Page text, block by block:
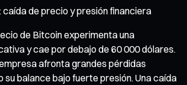
de precio y presión financiera
de Bitcoin experimenta una
y cae por debajo de 60 000 dólares.
afronta grandes pérdidas
su balance bajo fuerte presión. Una caída